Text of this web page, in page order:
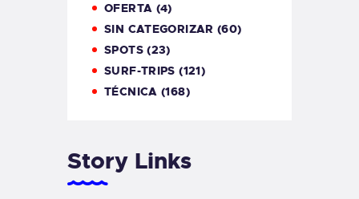
OFERTA (4)
SIN CATEGORIZAR (60)
SPOTS(23)
SURF-TRIPS (121)
TÉCNICA (168)
Story Links